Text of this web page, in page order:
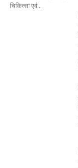
चिकित्सा एवं...